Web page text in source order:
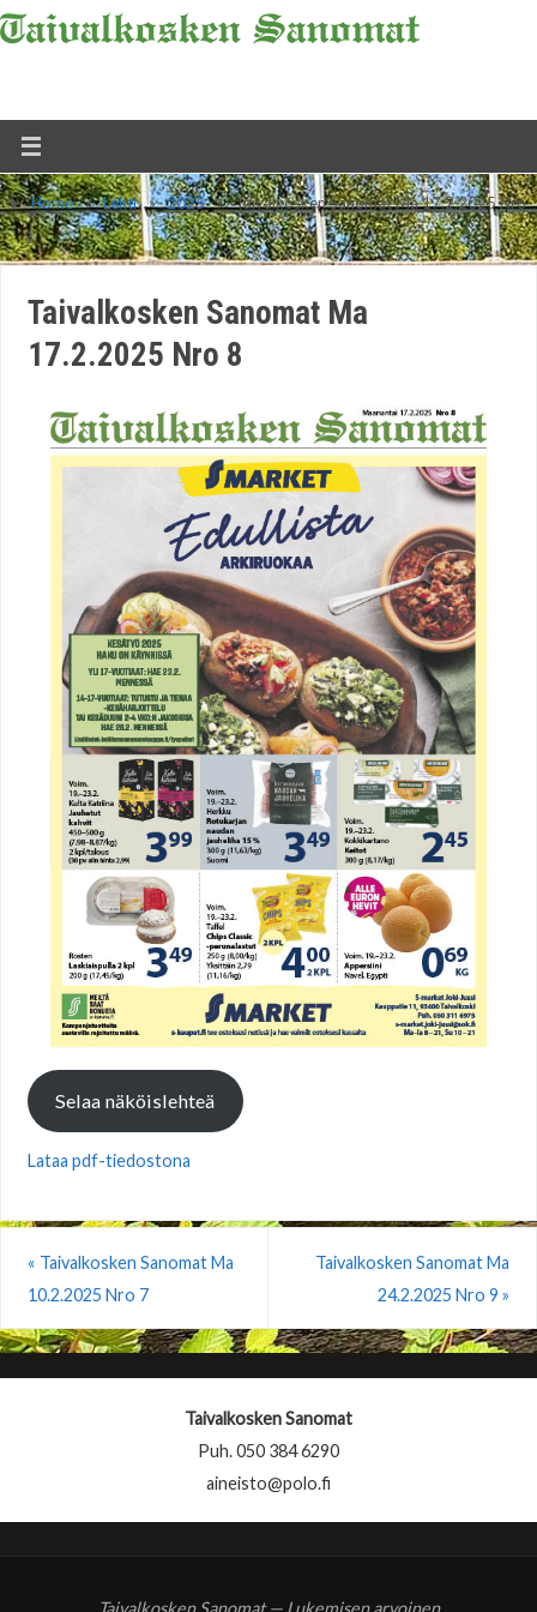
Home » Lehti » 2025 » Taivalkosken Sanomat Ma 17.2.2025 Nro
8
Taivalkosken Sanomat Ma
17.2.2025 Nro 8
Selaa näköislehteä
Lataa pdf-tiedostona
« Taivalkosken Sanomat Ma
10.2.2025 Nro 7
Taivalkosken Sanomat Ma
24.2.2025 Nro 9»
Taivalkosken Sanomat
Puh. 050 384 6290
aineisto@polo.fi
Taivalkosken Sanomat — Lukemisen arvoinen